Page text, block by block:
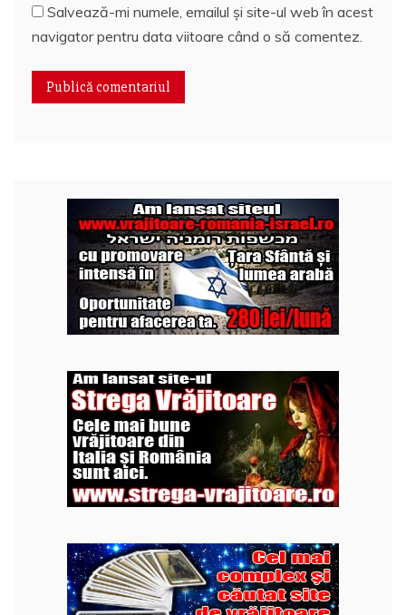
Salvează-mi numele, emailul și site-ul web în acest
navigator pentru data viitoare când o să comentez.